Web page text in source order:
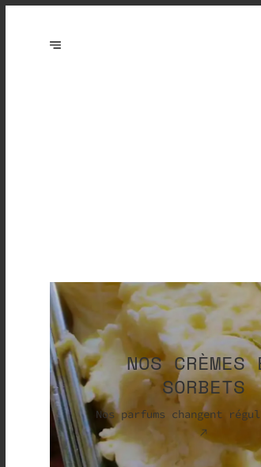
NOS CRÈMES
SORBETS
Nos parfums changent